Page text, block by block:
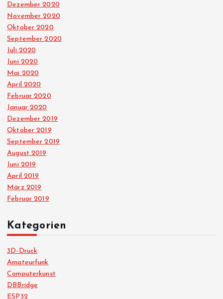
Dezember 2020
November 2020
Oktober 2020
September 2020
Juli 2020
Juni 2020
Mai 2020
April 2020
Februar 2020
Januar 2020
Dezember 2019
Oktober 2019
September 2019
August 2019
Juni 2019
April 2019
März 2019
Februar 2019
Kategorien
3D-Druck
Amateurfunk
Computerkunst
DBBridge
ESP32